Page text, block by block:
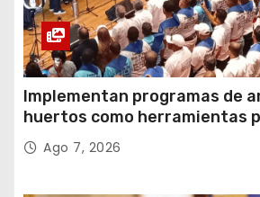
Implementan programas de
huertos como herramientas
recuperación y la inclusión
Ago 7, 2026